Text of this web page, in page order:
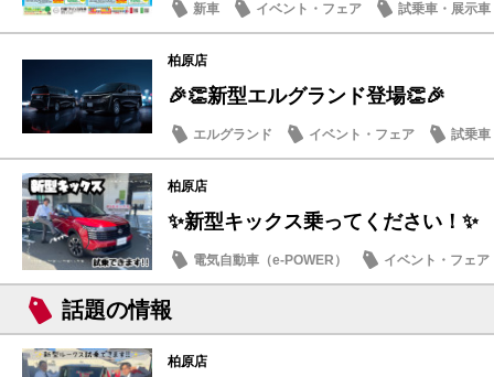
新車 イベント・フェア 試乗車・展示車
柏原店
🎉👏新型エルグランド登場👏🎉
エルグランド イベント・フェア 試乗車
柏原店
✨新型キックス乗ってください！✨
電気自動車（e-POWER）
イベント・フェア
キックス
話題の情報
柏原店